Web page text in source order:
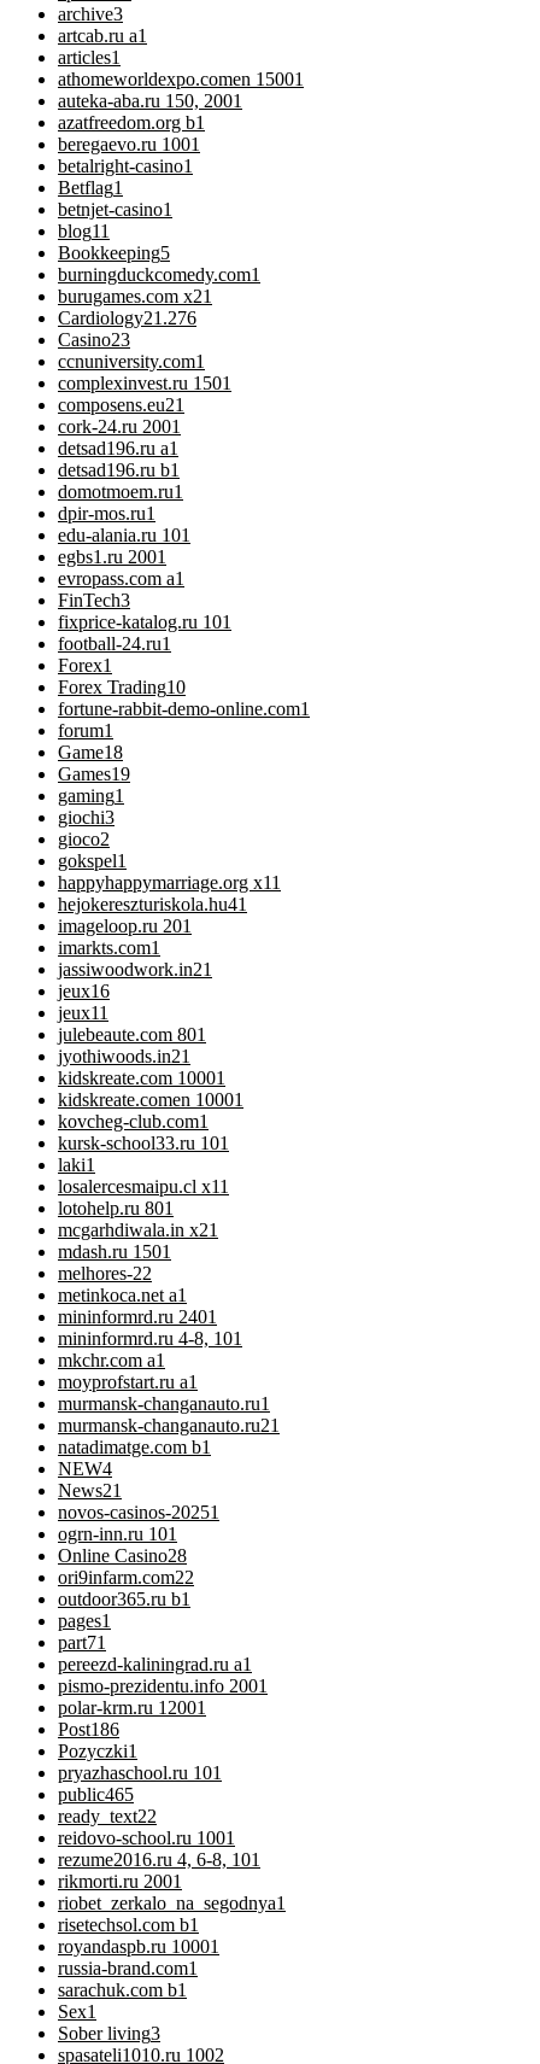
archive3
artcab.ru a1
articles1
athomeworldexpo.comen 15001
auteka-aba.ru 150, 2001
azatfreedom.org b1
beregaevo.ru 1001
betalright-casino1
Betflag1
betnjet-casino1
blog11
Bookkeeping5
burningduckcomedy.com1
burugames.com x21
Cardiology21.276
Casino23
ccnuniversity.com1
complexinvest.ru 1501
composens.eu21
cork-24.ru 2001
detsad196.ru a1
detsad196.ru b1
domotmoem.ru1
dpir-mos.ru1
edu-alania.ru 101
egbs1.ru 2001
evropass.com a1
FinTech3
fixprice-katalog.ru 101
football-24.ru1
Forex1
Forex Trading10
fortune-rabbit-demo-online.com1
forum1
Game18
Games19
gaming1
giochi3
gioco2
gokspel1
happyhappymarriage.org x11
hejokereszturiskola.hu41
imageloop.ru 201
imarkts.com1
jassiwoodwork.in21
jeux16
jeux11
julebeaute.com 801
jyothiwoods.in21
kidskreate.com 10001
kidskreate.comen 10001
kovcheg-club.com1
kursk-school33.ru 101
laki1
losalercesmaipu.cl x11
lotohelp.ru 801
mcgarhdiwala.in x21
mdash.ru 1501
melhores-22
metinkoca.net a1
mininformrd.ru 2401
mininformrd.ru 4-8, 101
mkchr.com a1
moyprofstart.ru a1
murmansk-changanauto.ru1
murmansk-changanauto.ru21
natadimatge.com b1
NEW4
News21
novos-casinos-20251
ogrn-inn.ru 101
Online Casino28
ori9infarm.com22
outdoor365.ru b1
pages1
part71
pereezd-kaliningrad.ru a1
pismo-prezidentu.info 2001
polar-krm.ru 12001
Post186
Pozyczki1
pryazhaschool.ru 101
public465
ready_text22
reidovo-school.ru 1001
rezume2016.ru 4, 6-8, 101
rikmorti.ru 2001
riobet_zerkalo_na_segodnya1
risetechsol.com b1
royandaspb.ru 10001
russia-brand.com1
sarachuk.com b1
Sex1
Sober living3
spasateli1010.ru 1002